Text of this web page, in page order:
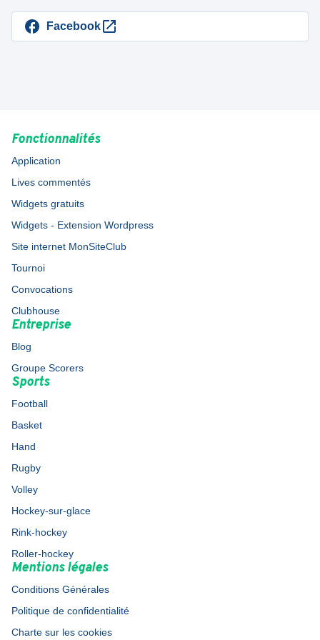
Facebook
Fonctionnalités
Application
Lives commentés
Widgets gratuits
Widgets - Extension Wordpress
Site internet MonSiteClub
Tournoi
Convocations
Clubhouse
Entreprise
Blog
Groupe Scorers
Sports
Football
Basket
Hand
Rugby
Volley
Hockey-sur-glace
Rink-hockey
Roller-hockey
Mentions légales
Conditions Générales
Politique de confidentialité
Charte sur les cookies